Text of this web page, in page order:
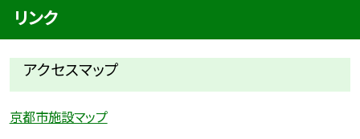
リンク
アクセスマップ
京都市施設マップ